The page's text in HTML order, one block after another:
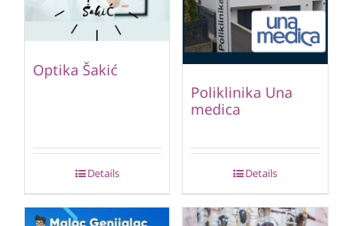
Optika Šakić
Details
Poliklinika Una
medica
Details